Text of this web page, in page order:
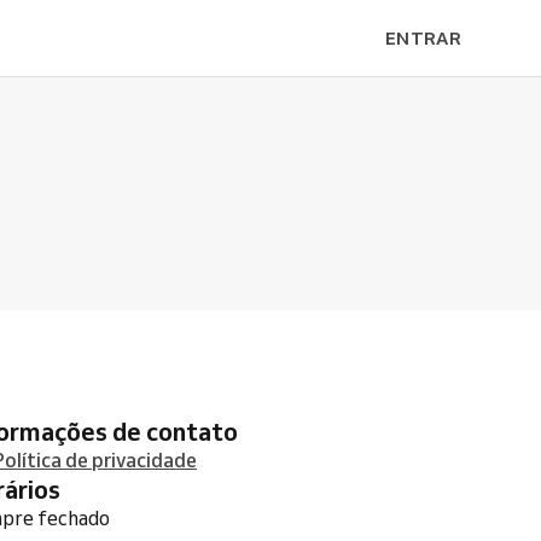
ENTRAR
de contato
de privacidade
fechado